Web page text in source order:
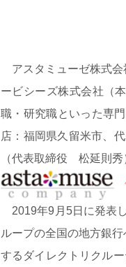
アスタミューゼ株式会
ービシーズ株式会社（
職・研究職といった専
店：福岡県久留米市、
（代表取締役 松延則秀
2019年9月5日に発表
ループの全国の地方銀
するダイレクトリクル